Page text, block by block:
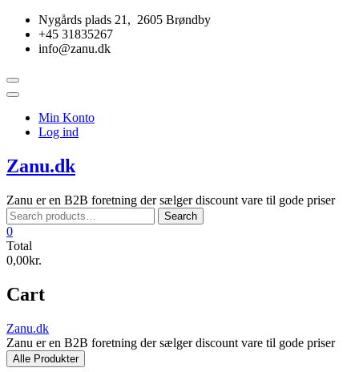
Skip
content
Nygårds plads 21, 2605 Brøndby
+45 31835267
info@zanu.dk
Topbar
Menu
Min Konto
Log ind
Zanu.dk
Zanu er en B2B foretning der sælger discount vare til gode priser
Search
for:
Search
0
Total
0,00kr.
Cart
Zanu.dk
Zanu er en B2B foretning der sælger discount vare til gode priser
Alle Produkter